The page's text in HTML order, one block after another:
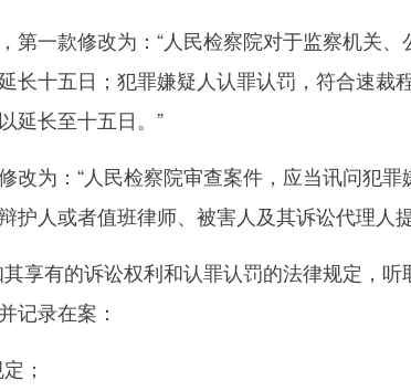
一款修改为：“人民检察院对于监察机关、
长十五日；犯罪嫌疑人认罪认罚，符合速裁
延长至十五日。”
为：“人民检察院审查案件，应当讯问犯罪
人或者值班律师、被害人及其诉讼代理人
有的诉讼权利和认罪认罚的法律规定，听
记录在案：
；